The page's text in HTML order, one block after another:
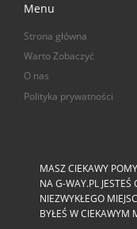
Menu
Strona główna
Warto Zobaczyć
O nas
Polityka prywatności
MASZ CIEKAWY
NA G-WAY.PL
NIEZWYKŁEGO
BYŁEŚ W CIEKAWYM